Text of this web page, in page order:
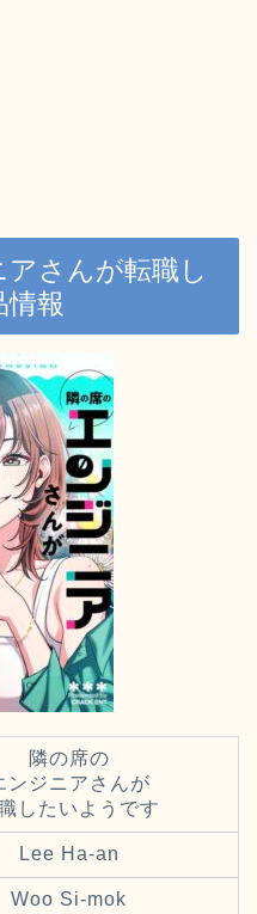
アさんが転職し
情報
隣の席の
ンジニアさんが
したいようです
Lee Ha-an
Woo Si-mok